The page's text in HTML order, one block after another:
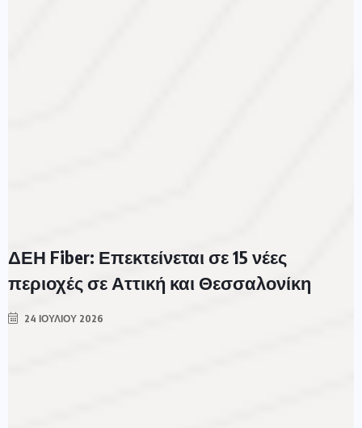
ΔΕΗ Fiber: Επεκτείνεται σε 15 νέες
περιοχές σε Αττική και Θεσσαλονίκη
24 ΙΟΥΛΊΟΥ 2026